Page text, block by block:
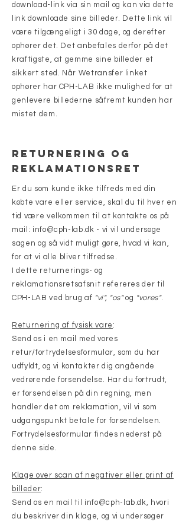
download-link via sin mail og kan via dette
link downloade sine billeder. Dette link vil
være tilgængeligt i 30 dage, og derefter
ophører det. Det anbefales derfor på det
kraftigste, at gemme sine billeder et
sikkert sted. Når Wetransfer linket
ophører har CPH-LAB ikke mulighed for at
genlevere billederne såfremt kunden har
mistet dem.
Returnering og
reklamationsret
Er du som kunde ikke tilfreds med din
købte vare eller service, skal du til hver en
tid være velkommen til at kontakte os på
mail: info@cph-lab.dk - vi vil undersøge
sagen og så vidt muligt gøre, hvad vi kan,
for at vi alle bliver tilfredse.
I dette returnerings- og
reklamationsretsafsnit refereres der til
CPH-LAB ved brug af "vi", "os"og "vores".
Returnering af fysisk vare :
Send os i en mail med vores
retur/fortrydelsesformular, som du har
udfyldt, og vi kontakter dig angående
vedrørende forsendelse. Har du fortrudt,
er forsendelsen på din regning, men
handler det om reklamation, vil vi som
udgangspunkt betale for forsendelsen.
Fortrydelsesformular findes nederst på
denne side.
Klage over scan af negativer eller print af
billeder:
Send os en mail til info@cph-lab.dk, hvori
du beskriver din klage, og vi undersøger